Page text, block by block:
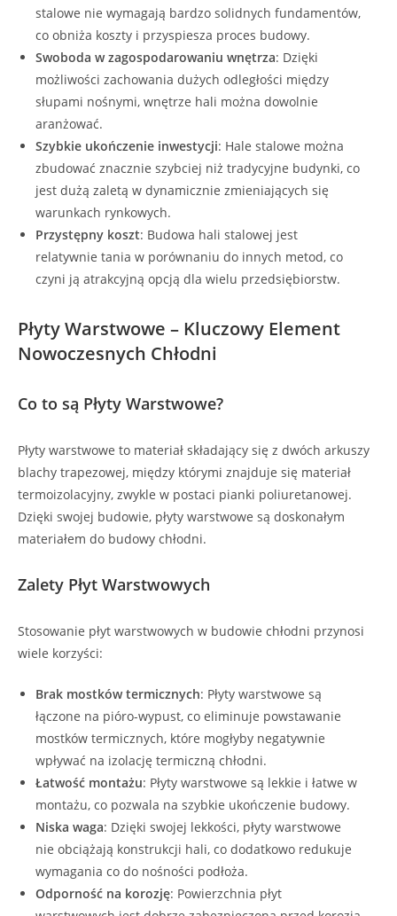
stalowe nie wymagają bardzo solidnych fundamentów,
co obniża koszty i przyspiesza proces budowy.
Swoboda w zagospodarowaniu wnętrza: Dzięki
możliwości zachowania dużych odległości między
słupami nośnymi, wnętrze hali można dowolnie
aranżować.
Szybkie ukończenie inwestycji: Hale stalowe można
zbudować znacznie szybciej niż tradycyjne budynki, co
jest dużą zaletą w dynamicznie zmieniających się
warunkach rynkowych.
Przystępny koszt: Budowa hali stalowej jest
relatywnie tania w porównaniu do innych metod, co
czyni ją atrakcyjną opcją dla wielu przedsiębiorstw.
Płyty Warstwowe – Kluczowy Element
Nowoczesnych Chłodni
Co to są Płyty Warstwowe?
Płyty warstwowe to materiał składający się z dwóch arkuszy
blachy trapezowej, między którymi znajduje się materiał
termoizolacyjny, zwykle w postaci pianki poliuretanowej.
Dzięki swojej budowie, płyty warstwowe są doskonałym
materiałem do budowy chłodni.
Zalety Płyt Warstwowych
Stosowanie płyt warstwowych w budowie chłodni przynosi
wiele korzyści:
Brak mostków termicznych: Płyty warstwowe są
łączone na pióro-wypust, co eliminuje powstawanie
mostków termicznych, które mogłyby negatywnie
wpływać na izolację termiczną chłodni.
Łatwość montażu: Płyty warstwowe są lekkie i łatwe w
montażu, co pozwala na szybkie ukończenie budowy.
Niska waga: Dzięki swojej lekkości, płyty warstwowe
nie obciążają konstrukcji hali, co dodatkowo redukuje
wymagania co do nośności podłoża.
Odporność na korozję: Powierzchnia płyt